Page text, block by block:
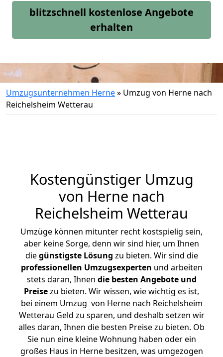
blitzschnell kostenlose Angebote
erhalten
Umzugsunternehmen Herne» Umzug von Herne nach
Reichelsheim Wetterau
Kostengünstiger Umzug
von Herne nach
Reichelsheim Wetterau
Umzüge können mitunter recht kostspielig sein,
aber keine Sorge, denn wir sind hier, um Ihnen
diegünstigste Lösung zu bieten. Wir sind die
professionellen Umzugsexperten und arbeiten
stets daran, Ihnen die besten Angebote und
Preisezu bieten. Wir wissen, wie wichtig es ist,
bei einem Umzug von Herne nach Reichelsheim
Wetterau Geld zu sparen, und deshalb setzen wir
alles daran, Ihnen die besten Preise zu bieten. Ob
Sie nun eine kleine Wohnung haben oder ein
großes Haus in Herne besitzen, was umgezogen